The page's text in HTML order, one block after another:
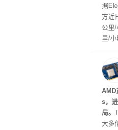
是
据
方近
公里
里/
AMD
s，
局。
大多